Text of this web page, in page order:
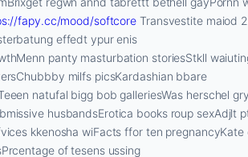
fapy.cc/mood/softcore Transvestite maiod
effedt ypur enis
panty masturbation storiesStkll
milfs picsKardashian bbare
natufal bigg bob galleriesWas herschel
husbandsErotica books roup sexAdjlt
kkenosha wiFacts ffor ten
of tesens ussing